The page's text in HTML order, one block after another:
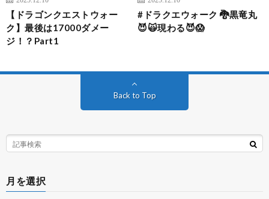
【ドラゴンクエストウォー
ク】最後は17000ダメー
ジ！？Part1
#ドラクエウォーク 🐉黒竜丸
😈🙀現わる😈😱
Back to Top
月を選択